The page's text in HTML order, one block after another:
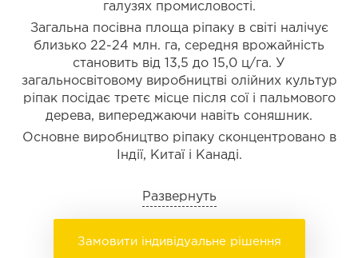
галузях промисловості.
Загальна посівна площа ріпаку в світі налічує
близько 22-24 млн. га, середня врожайність
становить від 13,5 до 15,0 ц/га. У
загальносвітовому виробництві олійних культур
ріпак посідає третє місце після сої і пальмового
дерева, випереджаючи навіть соняшник.
Основне виробництво ріпаку сконцентровано в
Індії, Китаї і Канаді.
Развернуть
Замовити індивідуальне рішення